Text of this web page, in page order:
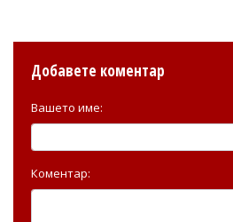
Добавете коментар
Вашето име:
Коментар: